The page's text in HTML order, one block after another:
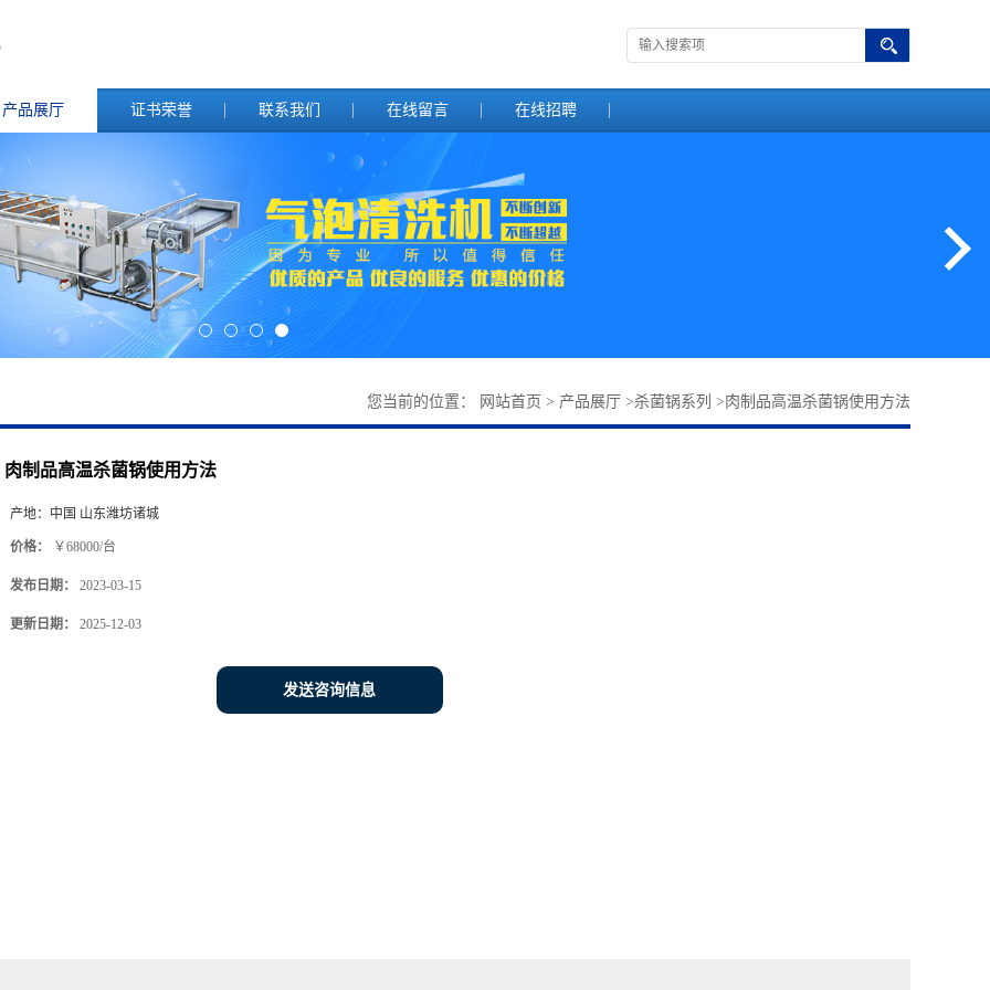
产品展厅 证书荣誉 联系我们 在线留言 在线招聘
您当前的位置： 网站首页 > 产品展厅 >杀菌锅系列 > 肉制品高温杀菌锅使用方法
肉制品高温杀菌锅使用方法
产地： 中国 山东潍坊诸城
价格： ￥68000/台
发布日期： 2023-03-15
更新日期： 2025-12-03
发送咨询信息